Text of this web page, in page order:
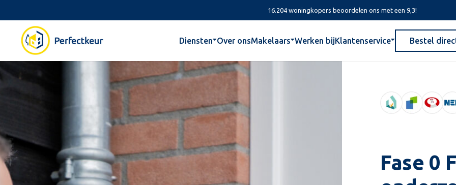
16.204 woningkopers beoordelen ons met een 9,3!
Diensten Over onsMakelaars Werken bijKlantenservice Bestel
Fase 0